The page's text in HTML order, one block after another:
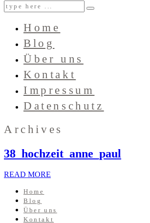
Home
Blog
Über uns
Kontakt
Impressum
Datenschutz
Archives
38_hochzeit_anne_paul
READ MORE
Home
Blog
Über uns
Kontakt